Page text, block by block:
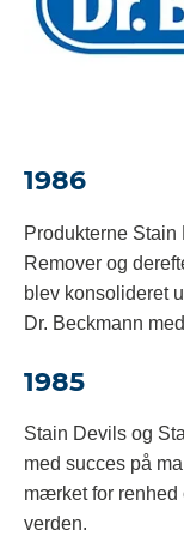
1986
Produkterne
Remover og
blev konsolideret
Dr. Beckmann
1985
Stain Devils og
med succes på
mærket for renhed
verden.